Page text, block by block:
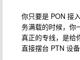
你只要是 PON 接
务满载的时候，你
真正的专线，是给
直接摆台 PTN 设